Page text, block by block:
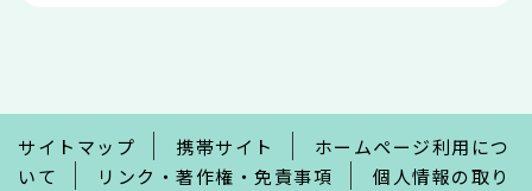
で
サイトマップ 携帯サイト
ホームページ利用につ
いて
リンク・著作権・免責事項
個人情報の取り